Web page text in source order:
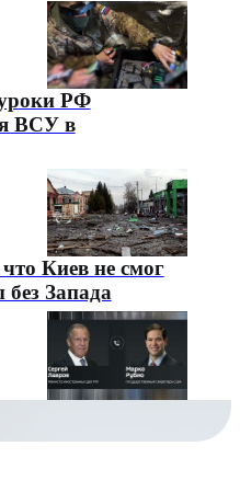
РФ
ВСУ в
Киев не смог
Запада